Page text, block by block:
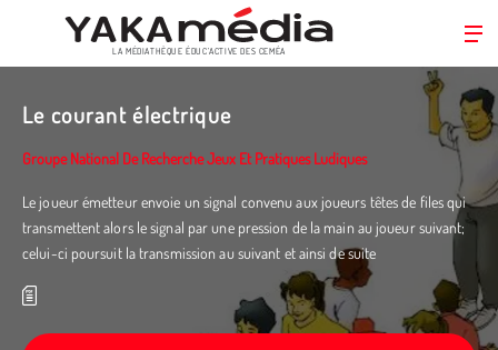
principal
LA MÉDIATHÈQUE ÉDUC’ACTIVE DES CEMÉA
Le courant électrique
Groupe National De Recherche Jeux Et Pratiques Ludiques
Le joueur émetteur envoie un signal convenu aux joueurs têtes de files qui
transmettent alors le signal par une pression de la main au joueur suivant;
celui-ci poursuit la transmission au suivant et ainsi de suite